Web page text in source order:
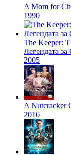
A Mom for
1990
The Keeper:
Легендата
2005
A Nutcracker
2016